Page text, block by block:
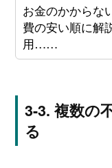
お金のかからな
費の安い順に解
用……
複数の
る